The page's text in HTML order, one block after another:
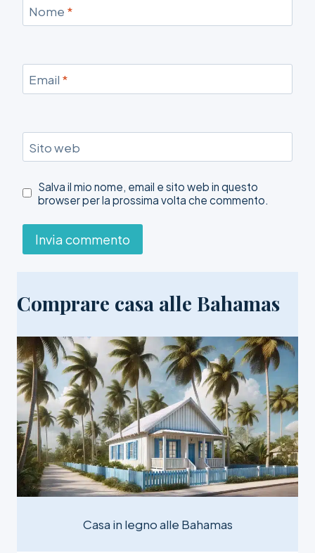
Nome *
Email *
Sito web
Salva il mio nome, email e sito web in questo
browser per la prossima volta che commento.
Comprare casa alle Bahamas
Casa in legno alle Bahamas